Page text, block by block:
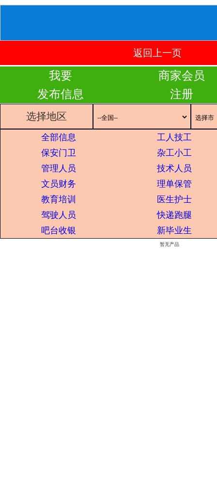
返回上一页
我要
发布信息
商家会员
注册
选择地区
全部信息
工人技工
保安门卫
杂工小工
管理人员
技术人员
文员财务
理单保管
教育培训
医生护士
驾驶人员
快递跑腿
吧台收银
新毕业生
暂无产品